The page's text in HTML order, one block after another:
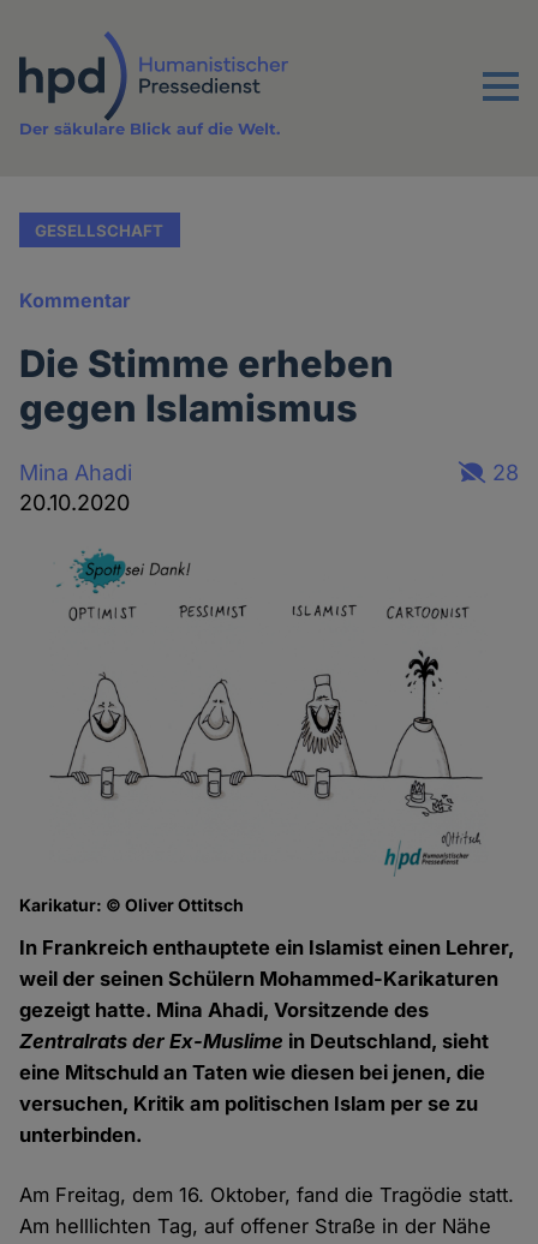
Inhalt
Menu
Der säkulare Blick auf die Welt.
GESELLSCHAFT
Kommentar
Die Stimme erheben
gegen Islamismus
Mina Ahadi
20.10.2020
28
Karikatur: © Oliver Ottitsch
In Frankreich enthauptete ein Islamist einen Lehrer,
weil der seinen Schülern Mohammed-Karikaturen
gezeigt hatte. Mina Ahadi, Vorsitzende des
Zentralrats der Ex-Muslime in Deutschland, sieht
eine Mitschuld an Taten wie diesen bei jenen, die
versuchen, Kritik am politischen Islam per se zu
unterbinden.
Am Freitag, dem 16. Oktober, fand die Tragödie statt.
Am helllichten Tag, auf offener Straße in der Nähe